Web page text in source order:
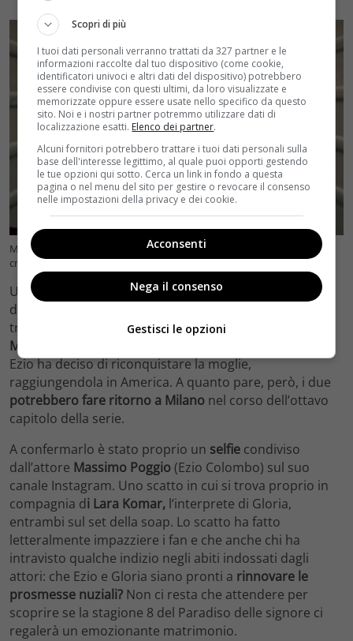
Massimo Poggio e Lara Kolmar sul set de Il Paradiso delle Signore –
credits Instgaram @massimo.poggio (Velvetcinema.it)
Una foto apparsa su Instagram ha spoilerato il ritorno
di una coppia amatissima dal pubblico del Paradiso. Si
tratta dei ‘Colombi’, ovvero diEzio Colombo e Gloria
Moreau
Ezio ha deciso di riconquistare la moglie,
raggiungendola in America. A quanto pare, però, i due
potrebbero fare ritorno a Milano nel corso dell’ottavo
capitolo della serie.
A confermarlo è stato proprio un selfie condiviso
dall’attore Massimo Poggio(Ezio Colombo) sul suo
canale Instagram. Uno scatto in cui si trova proprio in
compagnia di Lara Komar, l’interprete di Gloria,
entrambi sul set della soap. Lo scatto ha fatto
letteralmente impazziere i fan e che anche chi ha
intravisto qualche indizio negli abiti indossati dagli
attori: che Ezio e Gloria siano pronti a rinnovare le
prosmesse nuziali? Non ci resta che attendere per
scoprire se la stagione 8 del Paradiso delle signore ci
regalerà un emozionante matrimonio.
Scopri di più
I tuoi dati personali verranno trattati da 327 partner e le
informazioni raccolte dal tuo dispositivo (come cookie,
identificatori univoci e altri dati del dispositivo) potrebbero
essere condivise con questi ultimi, da loro visualizzate e
memorizzate oppure essere usate nello specifico da questo
sito. Noi e i nostri partner potremmo utilizzare dati di
localizzazione esatti. Elenco dei partner.
Alcuni fornitori potrebbero trattare i tuoi dati personali sulla
base dell'interesse legittimo, al quale puoi opporti gestendo
le tue opzioni qui sotto. Cerca un link in fondo a questa
pagina o nel menu del sito per gestire o revocare il consenso
nelle impostazioni della privacy e dei cookie.
Acconsenti
Nega il consenso
Gestisci le opzioni